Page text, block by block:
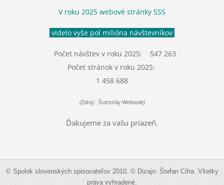
V roku 2025 webové stránky SSS
videlo vyše pol milióna návštevníkov
Počet návštev v roku 2025: 547 263
Počet stránok v roku 2025:
1 458 688
(Zdroj: Štatistiky Webnode)
Ďakujeme za vašu priazeň.
© Spolok slovenských spisovateľov 2010. © Dizajn: Štefan Cifra. Všetky
práva vyhradené.